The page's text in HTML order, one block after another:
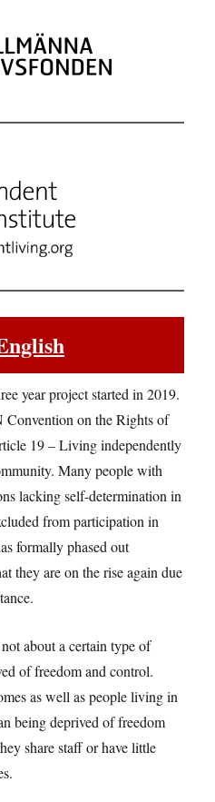
year project started in 2019.
Convention on the Rights of
19 – Living independently
Many people with
lacking self-determination in
from participation in
formally phased out
they are on the rise again due
about a certain type of
of freedom and control.
as well as people living in
being deprived of freedom
share staff or have little